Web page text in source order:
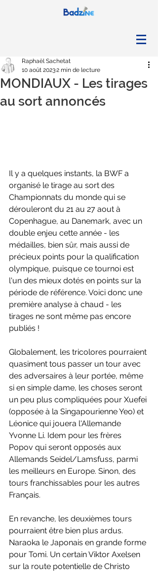
MONDIAUX - Les tirages
au sort annoncés
Raphaël Sachetat
10 août 20232 min de lecture
Il y a quelques instants, la BWF a
organisé le tirage au sort des
Championnats du monde qui se
dérouleront du 21 au 27 aout à
Copenhague, au Danemark, avec un
double enjeu cette année - les
médailles, bien sûr, mais aussi de
précieux points pour la qualification
olympique, puisque ce tournoi est
l'un des mieux dotés en points sur la
période de référence. Voici donc une
première analyse à chaud - les
tirages ne sont même pas encore
publiés !
Globalement, les tricolores pourraient
quasiment tous passer un tour avec
des adversaires à leur portée, même
si en simple dame, les choses seront
un peu plus compliquées pour Xuefei
(opposée à la Singapourienne Yeo) et
Léonice qui jouera l'Allemande
Yvonne Li. Idem pour les frères
Popov qui seront opposés aux
Allemands Seidel/Lamsfuss, parmi
les meilleurs en Europe. Sinon, des
tours franchissables pour les autres
Français.
En revanche, les deuxièmes tours
pourraient être bien plus ardus.
Naraoka le Japonais en grande forme
pour Tomi. Un certain Viktor Axelsen
sur la route potentielle de Christo